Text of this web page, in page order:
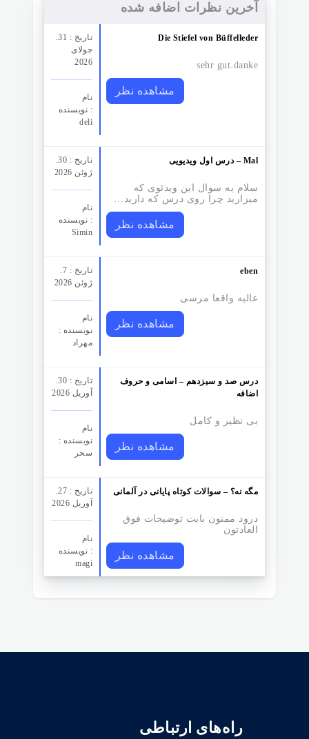
آخرین نظرات اضافه شده
تاریخ : 31.
جولای
2026
نام
نویسنده :
deli
Die Stiefel von Büffelleder
sehr gut.danke
مشاهده نظر
تاریخ : 30.
ژوئن 2026
نام
نویسنده :
Simin
درس اول ویدیویی – Mal
سلام یه سوال این ویدئوی که
میزارید چرا روی درس که دارید…
مشاهده نظر
تاریخ : 7.
ژوئن 2026
نام
نویسنده :
مهراد
eben
عالیه واقعا مرسی
مشاهده نظر
تاریخ : 30.
آوریل 2026
نام
نویسنده :
سحر
درس صد و سیزدهم – اسامی و حروف
اضافه
بی نظیر و کامل
مشاهده نظر
تاریخ : 27.
آوریل 2026
نام
نویسنده :
magi
مگه نه؟ – سوالات کوتاه پایانی در آلمانی
درود ممنون بابت توضیحات فوق
العادتون
مشاهده نظر
راه‌های ارتباطی